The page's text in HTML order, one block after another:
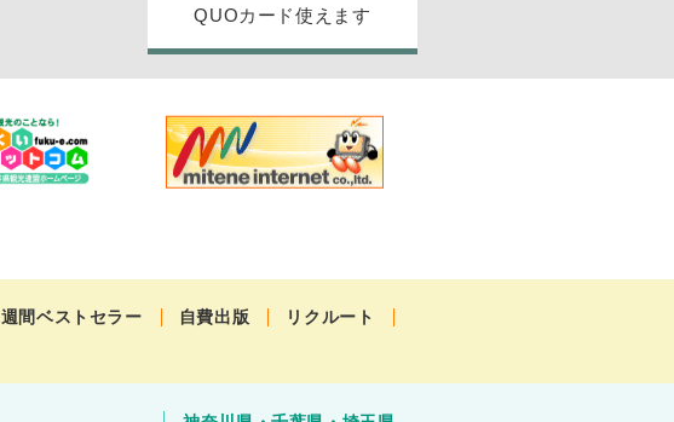
QUOカード使えます
週間ベストセラー 自費出版
リクルート